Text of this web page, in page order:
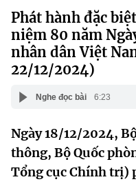
Danh mục
Trang chủ
Giới thiệu
Chức năng nhiệm vụ
Cơ cấu tổ chức
Lịch sử phát triển
Tin tức sự kiện
Khoa học và Công
Đổi mới sáng tạo
Dịch vụ công
Hệ thống văn bản
Phát hành đặc
niệm 80 năm
nhân dân Việt
22/12/2024)
Nghe đọc bài 6:23
Ngày 18/12/2024,
thông, Bộ Quốc
Tổng cục Chính trị)